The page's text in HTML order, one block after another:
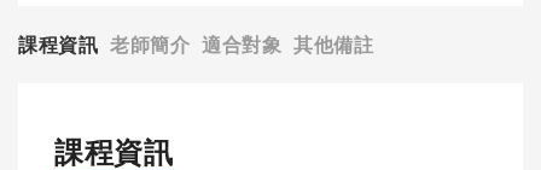
課程資訊 老師簡介 適合對象 其他備註
課程資訊